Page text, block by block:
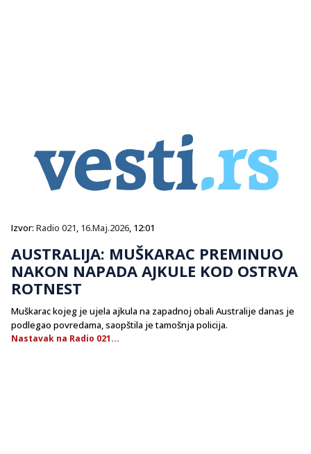
Izvor: Radio 021, 16.Maj.2026, 12:01
AUSTRALIJA: MUŠKARAC PREMINUO
NAKON NAPADA AJKULE KOD OSTRVA
ROTNEST
Muškarac kojeg je ujela ajkula na zapadnoj obali Australije danas je
podlegao povredama, saopštila je tamošnja policija.
Nastavak na Radio 021...